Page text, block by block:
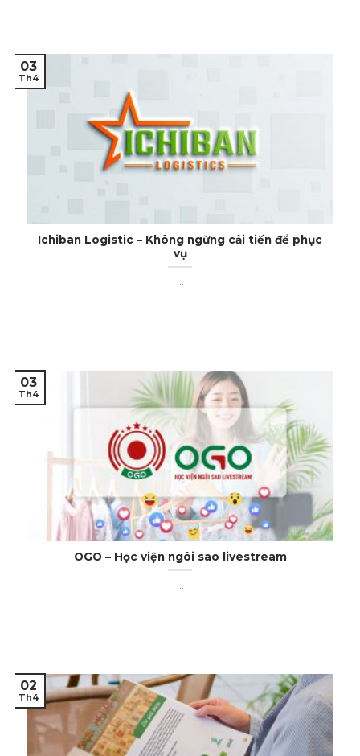
Ichiban Logistic – Không ngừng cải tiến để phục
vụ
...
03
Th4
OGO – Học viện ngôi sao livestream
03
Th4
02
Th4